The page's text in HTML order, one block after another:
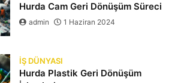
Hurda Cam Geri Dönüşüm Süreci
admin 1 Haziran 2024
İŞ DÜNYASI
Hurda Plastik Geri Dönüşüm